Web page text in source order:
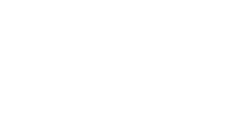
the official presentation of
2004.